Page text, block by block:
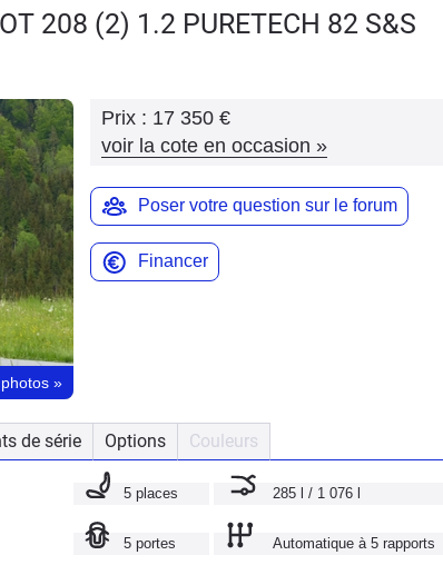
208 (2) 1.2 PURETECH 82 S&S
»
Prix : 17 350 €
voir la cote en occasion »
Poser votre question sur le forum
Financer
de série Options Couleurs
5 places 285 l / 1 076 l
5 portes Automatique à 5 rapports